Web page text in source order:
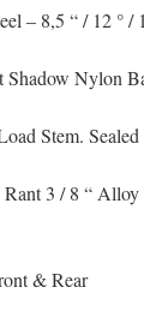
– 8,5 “ / 12 ° /
Nylon
Stem. Sealed
3 / 8 “
& Rear